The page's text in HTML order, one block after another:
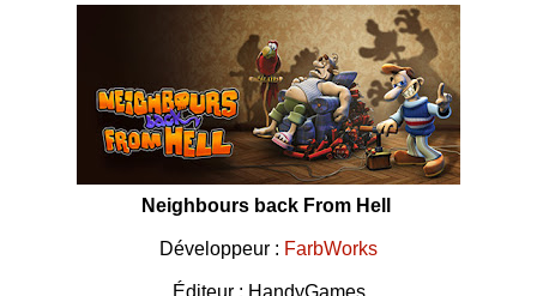
Neighbours back From Hell
Développeur : FarbWorks